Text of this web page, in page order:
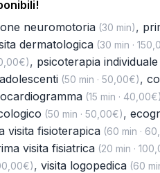
neuromotoria(30 min),
dermatologica(30 min ·
, psicoterapia individuale
(50 min · 50,00€),
(15 min ·
(50 min · 50,00€),
visita fisioterapica(60 min ·
visita fisiatrica(20 min ·
, visita logopedica(60